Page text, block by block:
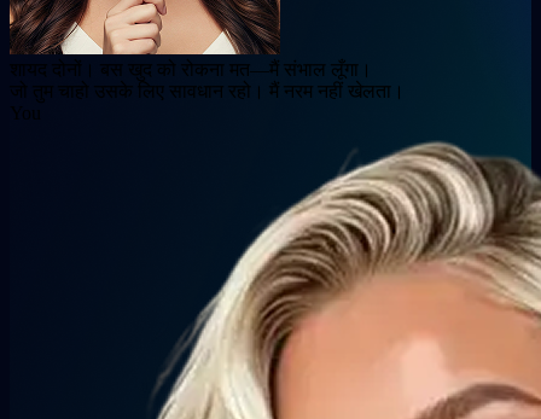
शायद दोनों। बस खुद को रोकना मत—मैं संभाल लूँगा।
जो तुम चाहो उसके लिए सावधान रहो। मैं नरम नहीं खेलता।
You